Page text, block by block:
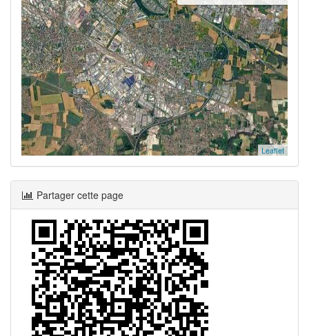
Leaflet
Partager cette page